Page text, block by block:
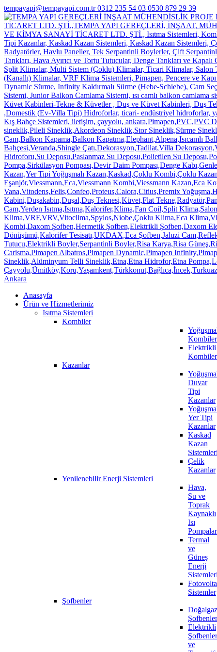
tempayapi@tempayapi.com.tr0312 235 54 03 0530 879 29 39
Anasayfa
Ürün ve Hizmetlerimiz
Isıtma Sistemleri
Kombiler
Kombiler
Elektrikli
Kombiler
Kazanlar
Duvar
Tipi
Kazanlar
Yer Tipi
Kazanlar
Kaskad
Kazan
Çelik
Kazanlar
Yenilenebilir Enerji Sistemleri
Hava,
Su ve
Toprak
Kaynaklı
Isı
Termal
ve
Güneş
Enerji
Sistemler
Şofbenler
Şofbenler
Elektrikli
Şofbenler
ve